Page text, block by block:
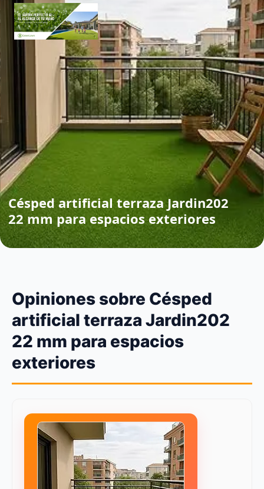
Césped artificial terraza Jardin202
22 mm para espacios exteriores
Opiniones sobre Césped
artificial terraza Jardin202
22 mm para espacios
exteriores